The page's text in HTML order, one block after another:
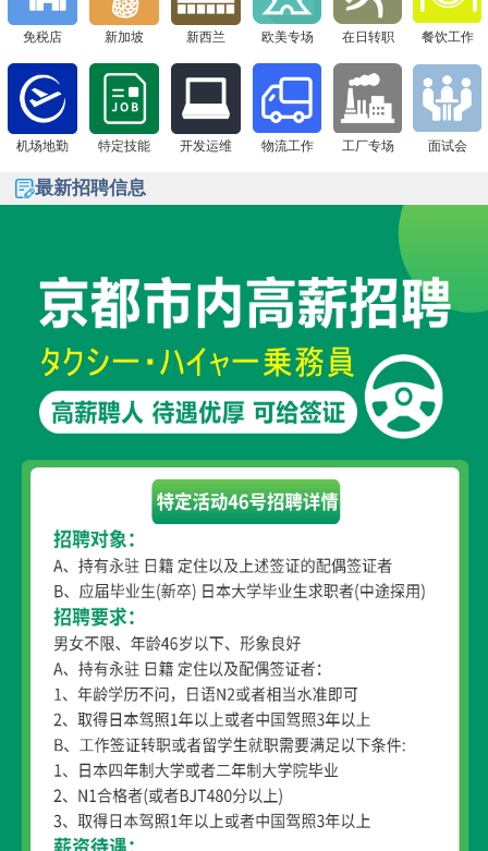
免税店 新加坡 新西兰 欧美专场 在日转职 餐饮工作
机场地勤 特定技能 开发运维 物流工作 工厂专场 面试会
最新招聘信息